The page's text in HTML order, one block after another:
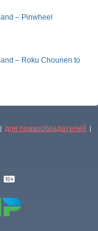
– Pinwheel
– Roku Chounen to
| для правообладателей |